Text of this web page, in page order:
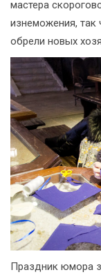
мастера
изнеможения, так
обрели новых
Праздник юмора